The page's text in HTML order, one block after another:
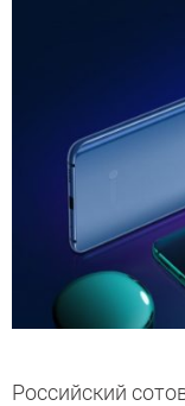
Российский